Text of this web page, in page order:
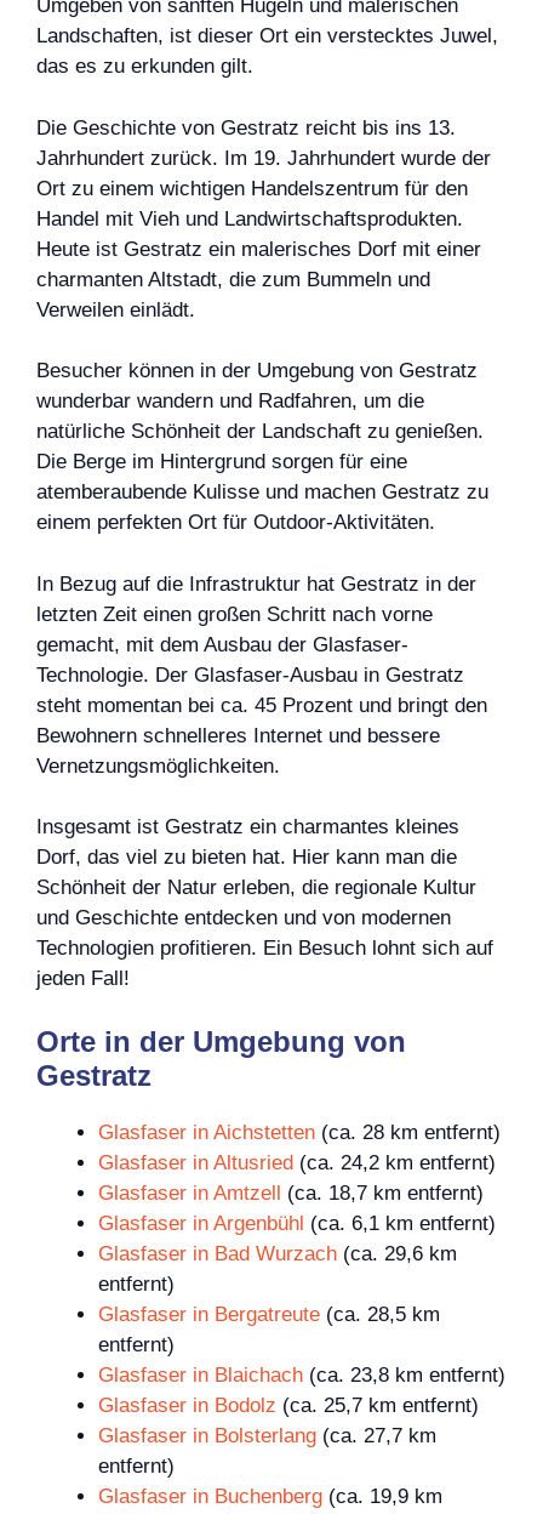
Umgeben von sanften Hügeln und malerischen
Landschaften, ist dieser Ort ein verstecktes Juwel,
das es zu erkunden gilt.
Die Geschichte von Gestratz reicht bis ins 13.
Jahrhundert zurück. Im 19. Jahrhundert wurde der
Ort zu einem wichtigen Handelszentrum für den
Handel mit Vieh und Landwirtschaftsprodukten.
Heute ist Gestratz ein malerisches Dorf mit einer
charmanten Altstadt, die zum Bummeln und
Verweilen einlädt.
Besucher können in der Umgebung von Gestratz
wunderbar wandern und Radfahren, um die
natürliche Schönheit der Landschaft zu genießen.
Die Berge im Hintergrund sorgen für eine
atemberaubende Kulisse und machen Gestratz zu
einem perfekten Ort für Outdoor-Aktivitäten.
In Bezug auf die Infrastruktur hat Gestratz in der
letzten Zeit einen großen Schritt nach vorne
gemacht, mit dem Ausbau der Glasfaser-
Technologie. Der Glasfaser-Ausbau in Gestratz
steht momentan bei ca. 45 Prozent und bringt den
Bewohnern schnelleres Internet und bessere
Vernetzungsmöglichkeiten.
Insgesamt ist Gestratz ein charmantes kleines
Dorf, das viel zu bieten hat. Hier kann man die
Schönheit der Natur erleben, die regionale Kultur
und Geschichte entdecken und von modernen
Technologien profitieren. Ein Besuch lohnt sich auf
jeden Fall!
Orte in der Umgebung von
Gestratz
Glasfaser in Aichstetten (ca. 28 km entfernt)
Glasfaser in Altusried (ca. 24,2 km entfernt)
Glasfaser in Amtzell (ca. 18,7 km entfernt)
Glasfaser in Argenbühl (ca. 6,1 km entfernt)
Glasfaser in Bad Wurzach (ca. 29,6 km
entfernt)
Glasfaser in Bergatreute (ca. 28,5 km
entfernt)
Glasfaser in Blaichach (ca. 23,8 km entfernt)
Glasfaser in Bodolz (ca. 25,7 km entfernt)
Glasfaser in Bolsterlang (ca. 27,7 km
entfernt)
Glasfaser in Buchenberg (ca. 19,9 km